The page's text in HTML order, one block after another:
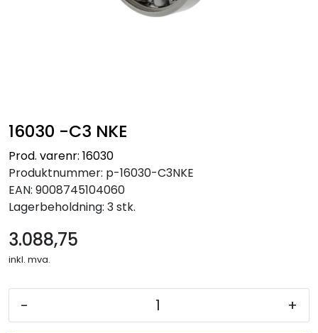
16030 -C3 NKE
Prod. varenr: 16030
Produktnummer: p-16030-C3NKE
EAN: 9008745104060
Lagerbeholdning: 3 stk.
3.088,75
inkl. mva.
- +